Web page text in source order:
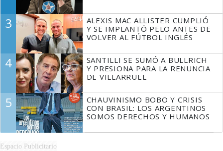
3
ALEXIS MAC ALLISTER CUMPLIÓ
Y SE IMPLANTÓ PELO ANTES DE
VOLVER AL FÚTBOL INGLÉS
4
SANTILLI SE SUMÓ A BULLRICH
Y PRESIONA PARA LA RENUNCIA
DE VILLARRUEL
5
CHAUVINISMO BOBO Y CRISIS
CON BRASIL: LOS ARGENTINOS
SOMOS DERECHOS Y HUMANOS
Espacio Publicitario